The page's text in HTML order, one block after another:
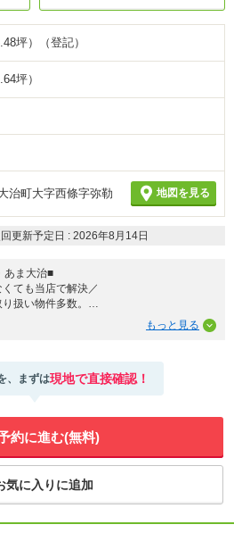
坪）（登記）
坪）
治町大字西條字弥勒 地図を見る
更新予定日 : 2026年8月14日
■全国店舗数NO.1。ハウスドゥ あま大治■
ても当店で解決／
扱い物件多数。
イン階段
、まずは現地で直接確認！
約に進む(無料)